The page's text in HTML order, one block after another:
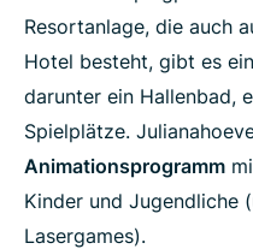
Resortanlage, die auch
Hotel besteht, gibt es
darunter ein Hallenbad,
Spielplätze.
Animationsprogramm
Kinder und Jugendliche
Lasergames).